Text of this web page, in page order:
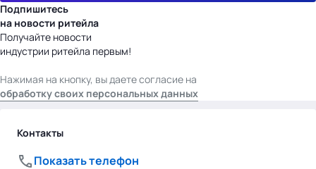
Подпишитесь
на новости ритейла
Получайте новости
индустрии ритейла первым!
Нажимая на кнопку, вы даете согласие на
обработку своих персональных данных
Контакты
Показать телефон